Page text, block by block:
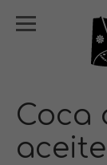
Coca